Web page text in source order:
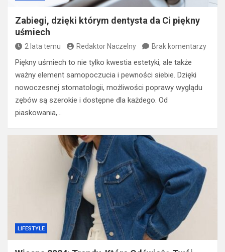
​Zabiegi, dzięki którym dentysta da Ci piękny
uśmiech
2 lata temu Redaktor Naczelny Brak komentarzy
Piękny uśmiech to nie tylko kwestia estetyki, ale także
ważny element samopoczucia i pewności siebie. Dzięki
nowoczesnej stomatologii, możliwości poprawy wyglądu
zębów są szerokie i dostępne dla każdego. Od
piaskowania,…
LIFESTYLE